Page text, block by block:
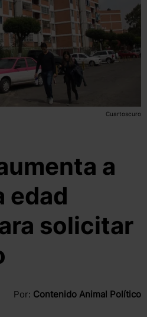
Cuartoscuro
a
edad
solicitar
Por: Contenido Animal Político